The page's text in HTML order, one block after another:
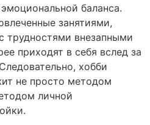
баланса.
занятиями,
трудностями внезапными
приходят в себя вслед за
хобби
не просто методом
личной